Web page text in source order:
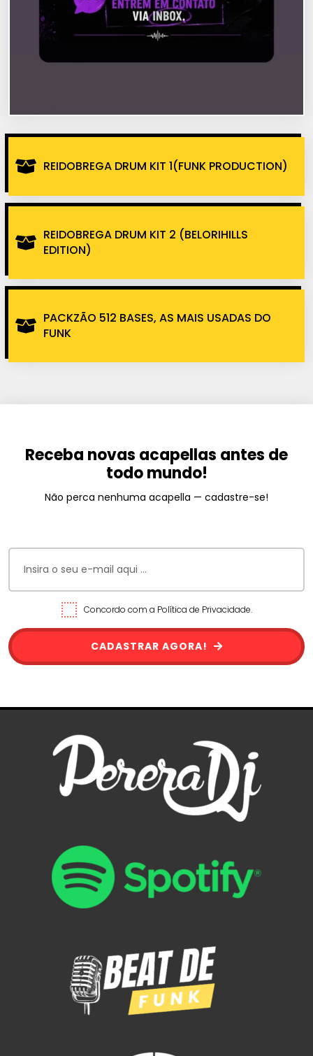
REIDOBREGA DRUM KIT 1(FUNK PRODUCTION)
REIDOBREGA DRUM KIT 2 (BELORIHILLS
EDITION)
PACKZÃO 512 BASES, AS MAIS USADAS DO
FUNK
Receba novas acapellas antes de
todo mundo!
Não perca nenhuma acapella — cadastre-se!
Concordo com a Política de Privacidade.
CADASTRAR AGORA!